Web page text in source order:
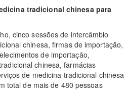
tradicional chinesa para
cinco sessões de intercâmbio
chinesa, firmas de importação,
de importação,
chinesa, farmácias
de medicina tradicional chinesa
total de mais de 480 pessoas